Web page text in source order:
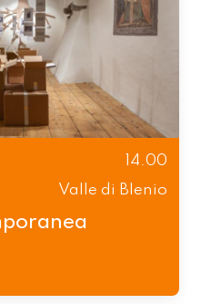
14.00
Valle di Blenio